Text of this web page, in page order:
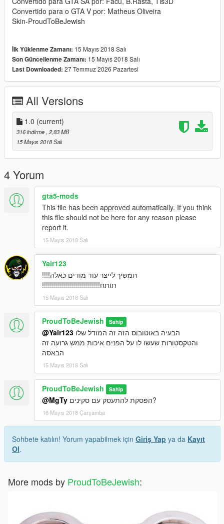
Convertido para o GTA V por: Matheus Oliveira
Skin-ProudToBeJewish
İlk Yüklenme Zamanı: 15 Mayıs 2018 Salı
Son Güncellenme Zamanı: 15 Mayıs 2018 Salı
Last Downloaded: 27 Temmuz 2026 Pazartesi
All Versions
1.0 (current)
316 indirme , 2,83 MB
15 Mayıs 2018 Salı
4 Yorum
gta5-mods
This file has been approved automatically. If you think
this file should not be here for any reason please
report it.
15 Mayıs 2018 Salı
Yair123
תמשיך לייצר עוד מודים כאלה!!!!
תותח!!!!!!!!!!!!!!!!!!!!!!!!!!!!!
15 Mayıs 2018 Salı
ProudToBeJewish Sahip
@Yair123
והטקסטורות שעשו לו על הפנים איכות ממש גרועה זה
הבאסה
15 Mayıs 2018 Salı
ProudToBeJewish Sahip
@MgTy הפסקת להתעסק עם סקינים?
16 Mayıs 2018 Çarşamba
Sohbete katılın! Yorum yapabilmek için Giriş Yap ya da Kayıt
Ol.
More mods by ProudToBeJewish: